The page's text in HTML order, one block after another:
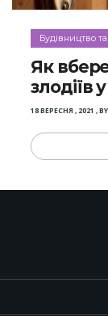
Будівництво
Як
злодіїв
18 ВЕРЕСНЯ , 2021 ,